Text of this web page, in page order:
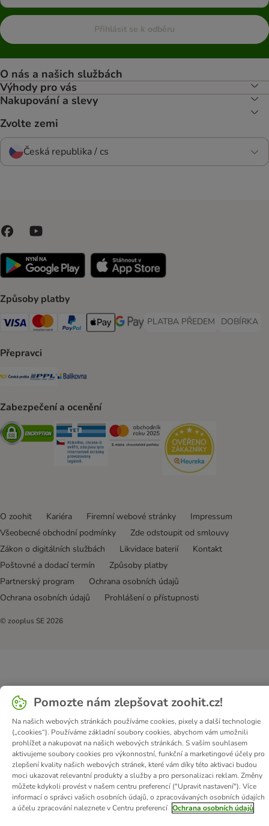
Přihlásit se k odběru
O nás a našich službách
Výhody pro vás
Nakupování a slevy
Zvolte zemi
Česká republika / cs
Způsoby platby
Visa Payment Method
Mastercard Payment Method
PayPal Payment Method
Apple pay Payment Method
GooglePay Payment Method
PLATBA PŘEDEM
PLATBA PŘEDEM Payment
DOBÍRKA
DOBÍRKA
Přepravci
Česká pošta Shipping Method
PPL Shipping Method
Balíkovna Shipping Method
Zabezpečení a ocenění
Security Security Security
O zoohit Kariéra Firemní webové stránky
Impressum
Všeobecné obchodní podmínky
Zde odstoupit od smlouvy
Zákon o digitálních službách
Likvidace baterií
Kontakt
Poštovné a dodací termín
Způsoby platby
Partnerský program
Ochrana osobních údajů
Ochrana osobních údajů
Prohlášení o přístupnosti
© zooplus SE 2026
Pomozte nám zlepšovat zoohit.cz!
Na našich webových stránkách používáme cookies, pixely a další technologie
(„cookies“). Používáme základní soubory cookies, abychom vám umožnili
prohlížet a nakupovat na našich webových stránkách. S vaším souhlasem
aktivujeme soubory cookies pro výkonnostní, funkční a marketingové účely pro
zlepšení kvality našich webových stránek, které vám díky této aktivaci budou
moci ukazovat relevantní produkty a služby a pro personalizaci reklam. Změny
můžete kdykoli provést v našem centru preferencí ("Upravit nastavení"). Více
informací o správci vašich osobních údajů, o zpracovávaných osobních údajích
a účelu zpracování naleznete v Centru preferencí Ochrana osobních údajů